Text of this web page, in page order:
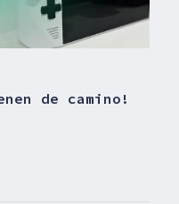
de camino!